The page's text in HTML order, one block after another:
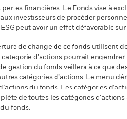
financières. Le Fonds vise à
investisseurs de procéder
peut avoir un effet défavorable
de change de ce fonds utilisent
d’actions pourrait
gestion du fonds veillera à ce que
catégories d’actions. Le menu
du fonds. Les catégories
de toutes les catégories
fonds.